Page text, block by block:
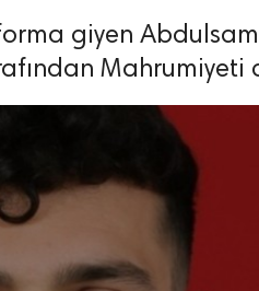
giyen
Mahrumiyeti